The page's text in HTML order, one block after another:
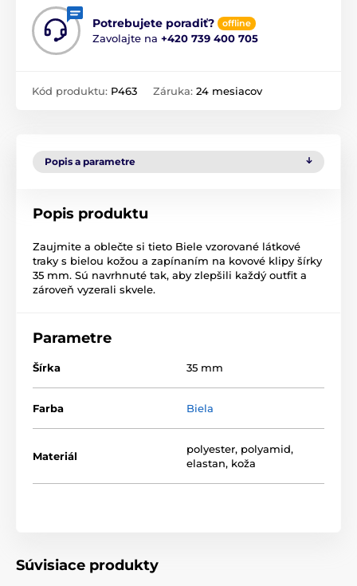
Potrebujete poradiť? offline
Zavolajte na +420 739 400 705
Kód produktu: P463 Záruka: 24 mesiacov
Popis a parametre
Popis produktu
Zaujmite a oblečte si tieto Biele vzorované látkové
traky s bielou kožou a zapínaním na kovové klipy šírky
35 mm. Sú navrhnuté tak, aby zlepšili každý outfit a
zároveň vyzerali skvele.
Parametre
Šírka 35 mm
Farba Biela
Materiál
polyester, polyamid,
elastan, koža
Súvisiace produkty